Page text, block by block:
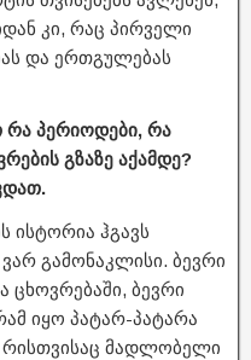
კი, რაც პირველი
და ერთგულებას
რა პერიოდები, რა
გზაზე აქამდე?
ისტორია ჰგავს
გამონაკლისი. ბევრი
ბევრი
იყო პატარ-პატარა
რისთვისაც მადლობელი